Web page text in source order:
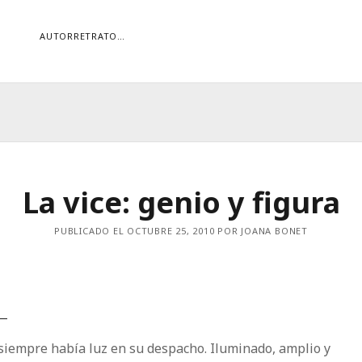
AUTORRETRATO…
La vice: genio y figura
PUBLICADO EL OCTUBRE 25, 2010 POR JOANA BONET
había luz en su despacho. Iluminado, amplio y